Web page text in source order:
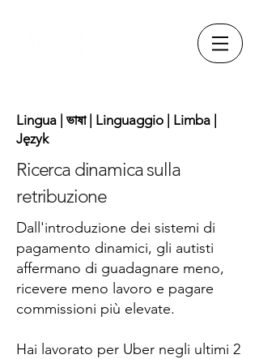
Lingua | ভাষা | Linguaggio | Limba |
Język
Ricerca dinamica sulla
retribuzione
Dall'introduzione dei sistemi di
pagamento dinamici, gli autisti
affermano di guadagnare meno,
ricevere meno lavoro e pagare
commissioni più elevate.
Hai lavorato per Uber negli ultimi 2